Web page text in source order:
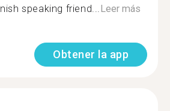
speaking friend...Leer más
Obtener la app